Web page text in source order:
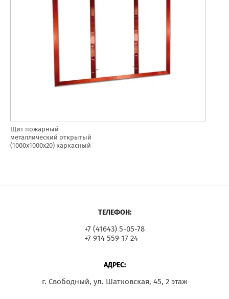
Щит пожарный
металлический открытый
(1000х1000х20) каркасный
ТЕЛЕФОН:
+7 (41643) 5-05-78
+7 914 559 17 24
АДРЕС:
г. Свободный, ул. Шатковская, 45, 2 этаж